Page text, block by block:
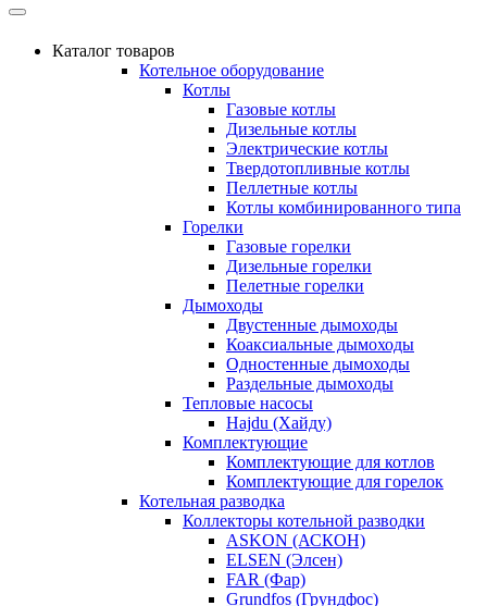
Каталог товаров
Котельное оборудование
Котлы
Газовые котлы
Дизельные котлы
Электрические котлы
Твердотопливные котлы
Пеллетные котлы
Котлы комбинированного типа
Горелки
Газовые горелки
Дизельные горелки
Пелетные горелки
Дымоходы
Двустенные дымоходы
Коаксиальные дымоходы
Одностенные дымоходы
Раздельные дымоходы
Тепловые насосы
Hajdu (Хайду)
Комплектующие
Комплектующие для котлов
Комплектующие для горелок
Котельная разводка
Коллекторы котельной разводки
ASKON (АСКОН)
ELSEN (Элсен)
FAR (Фар)
Grundfos (Грундфос)